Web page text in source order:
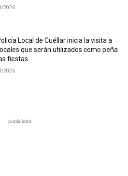
2026
Local de Cuéllar inicia la visita a
que serán utilizados como peña
fiestas
2026
publicidad